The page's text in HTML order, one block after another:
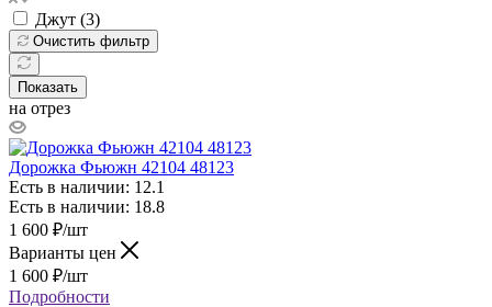
Джут (3)
Очистить фильтр
Показать
на отрез
Дорожка Фьюжн 42104 48123
Есть в наличии: 12.1
Есть в наличии: 18.8
1 600 ₽/шт
Варианты цен
1 600 ₽/шт
Подробности